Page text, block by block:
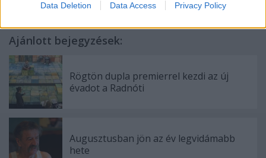
Data Deletion Data Access Privacy Policy
Ajánlott bejegyzések:
Rögtön dupla premierrel kezdi az új
évadot a Radnóti
Augusztusban jön az év legvidámabb
hete